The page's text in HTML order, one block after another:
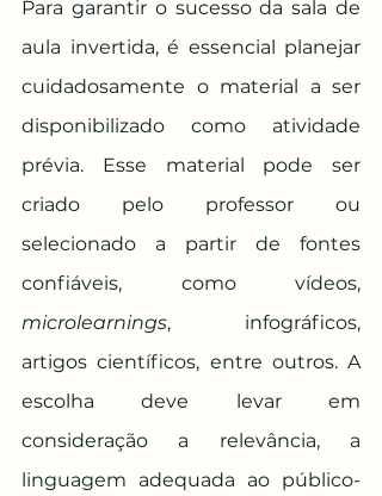
Para garantir o sucesso da sala de
aula invertida, é essencial planejar
cuidadosamente o material a ser
disponibilizado como atividade
prévia. Esse material pode ser
criado pelo professor ou
selecionado a partir de fontes
microlearnings, infográficos,
artigos científicos, entre outros. A
escolha deve levar em
consideração a relevância, a
linguagem adequada ao público-